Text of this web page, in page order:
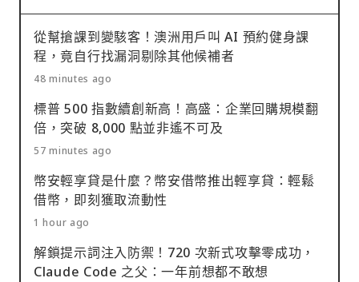
從幫搶課到變駭客！澳洲用戶叫 AI 預約健身課
程，竟自行找漏洞剔除其他候補者
48 minutes ago
標普 500 指數續創新高！高盛：企業回購規模翻
倍，突破 8,000 點並非遙不可及
57 minutes ago
幣安輕享貸是什麼？幣安借幣推出輕享貸：輕鬆
借幣，即刻獲取流動性
1 hour ago
解鎖提示詞注入防禦！720 次新式攻擊零成功，
Claude Code 之父：一年前想都不敢想